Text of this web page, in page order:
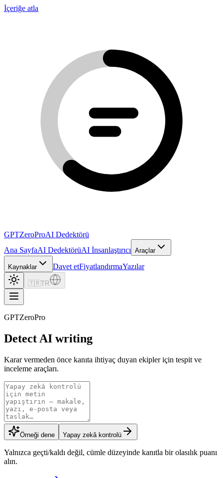
İçeriğe atla
GPTZeroProAI Dedektörü
Ana SayfaAI DedektörüAI İnsanlaştırıcı Araçlar
Kaynaklar Davet etFiyatlandırmaYazılar
🇹🇷 TR
GPTZeroPro
Detect AI writing
Karar vermeden önce kanıta ihtiyaç duyan ekipler için tespit ve
inceleme araçları.
Örneği dene Yapay zekâ kontrolü
Yalnızca geçti/kaldı değil, cümle düzeyinde kanıtla bir olasılık puanı
alın.